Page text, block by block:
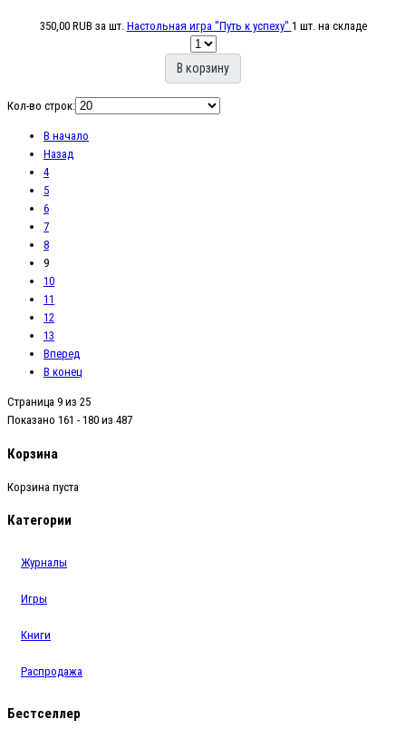
350,00 RUB за шт. Настольная игра "Путь к успеху" 1 шт. на складе
В корзину
Кол-во строк:
В начало
Назад
4
5
6
7
8
9
10
11
12
13
Вперед
В конец
Страница 9 из 25
Показано 161 - 180 из 487
Корзина
Корзина пуста
Категории
Журналы
Игры
Книги
Распродажа
Бестселлер